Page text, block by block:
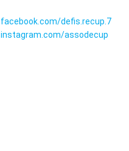
facebook.com/defis.recup.7
instagram.com/assodecup